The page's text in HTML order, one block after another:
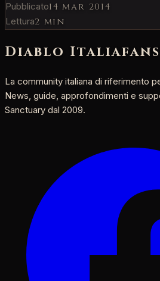
Pubblicato14 mar 2014
Lettura2 min
Diablo Italiafans
La community italiana di riferimento
News, guide, approfondimenti e
Sanctuary dal 2009.